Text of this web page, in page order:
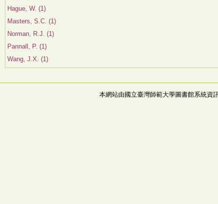
Hague, W. (1)
Masters, S.C. (1)
Norman, R.J. (1)
Pannall, P. (1)
Wang, J.X. (1)
本網站由國立臺灣師範大學圖書館系統資